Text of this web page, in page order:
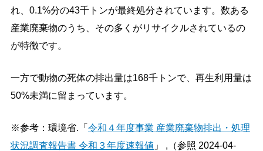
れ、0.1%分の43千トンが最終処分されています。数ある
産業廃棄物のうち、その多くがリサイクルされているの
が特徴です。
一方で動物の死体の排出量は168千トンで、再生利用量は
50%未満に留まっています。
※参考：環境省.「 令和４年度事業 産業廃棄物排出・処理
状況調査報告書 令和３年度速報値 」 ,（参照 2024-04-